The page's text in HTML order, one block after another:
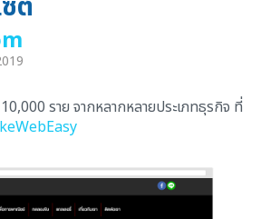
ราย จากหลากหลายประเภทธุรกิจ ที่